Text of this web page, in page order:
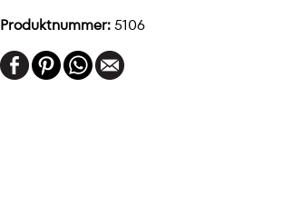
Produktnummer:5106